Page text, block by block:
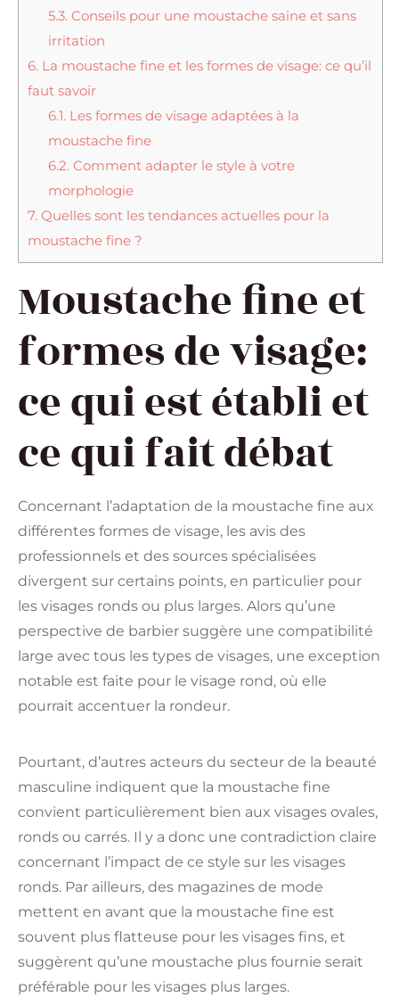
5.3.Conseils pour une moustache saine et sans
irritation
6. La moustache fine et les formes de visage: ce qu’il
faut savoir
6.1.Les formes de visage adaptées à la
moustache fine
6.2.Comment adapter le style à votre
morphologie
7. Quelles sont les tendances actuelles pour la
moustache fine ?
Moustache fine et
formes de visage:
ce qui est établi et
ce qui fait débat
Concernant l’adaptation de la moustache fine aux
différentes formes de visage, les avis des
professionnels et des sources spécialisées
divergent sur certains points, en particulier pour
les visages ronds ou plus larges. Alors qu’une
perspective de barbier suggère une compatibilité
large avec tous les types de visages, une exception
notable est faite pour le visage rond, où elle
pourrait accentuer la rondeur.
Pourtant, d’autres acteurs du secteur de la beauté
masculine indiquent que la moustache fine
convient particulièrement bien aux visages ovales,
ronds ou carrés. Il y a donc une contradiction claire
concernant l’impact de ce style sur les visages
ronds. Par ailleurs, des magazines de mode
mettent en avant que la moustache fine est
souvent plus flatteuse pour les visages fins, et
suggèrent qu’une moustache plus fournie serait
préférable pour les visages plus larges.